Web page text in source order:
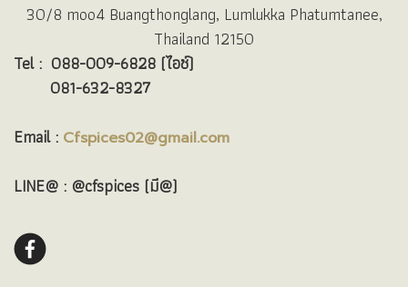
30/8 moo4 Buangthonglang, Lumlukka Phatumtanee,
Thailand 12150
Tel : 088-009-6828 (ไอซ์)
081-632-8327
Email : Cfspices02@gmail.com
LINE@ : @cfspices (มี@)